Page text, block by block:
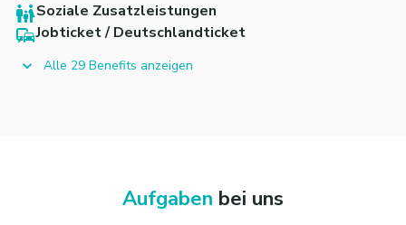
Soziale Zusatzleistungen
Jobticket / Deutschlandticket
Alle 29 Benefits anzeigen
Aufgaben bei uns